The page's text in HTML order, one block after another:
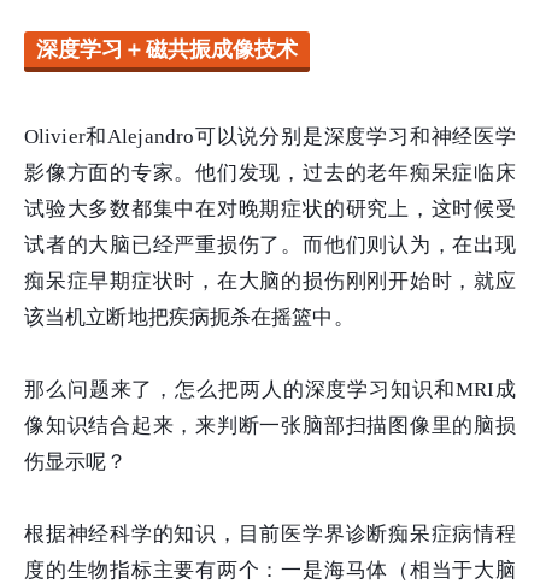
深度学习＋磁共振成像技术
Olivier和Alejandro可以说分别是深度学习和神经医学
影像方面的专家。他们发现，过去的老年痴呆症临床
试验大多数都集中在对晚期症状的研究上，这时候受
试者的大脑已经严重损伤了。而他们则认为，在出现
痴呆症早期症状时，在大脑的损伤刚刚开始时，就应
该当机立断地把疾病扼杀在摇篮中。
那么问题来了，怎么把两人的深度学习知识和MRI成
像知识结合起来，来判断一张脑部扫描图像里的脑损
伤显示呢？
根据神经科学的知识，目前医学界诊断痴呆症病情程
度的生物指标主要有两个：一是海马体（相当于大脑